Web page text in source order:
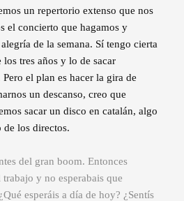
un repertorio extenso que nos
el concierto que hagamos y
de la semana. Sí tengo cierta
tres años y lo de sacar
el plan es hacer la gira de
un descanso, creo que
sacar un disco en catalán, algo
de los directos.
del gran boom. Entonces
y no esperabais que
esperáis a día de hoy? ¿Sentís